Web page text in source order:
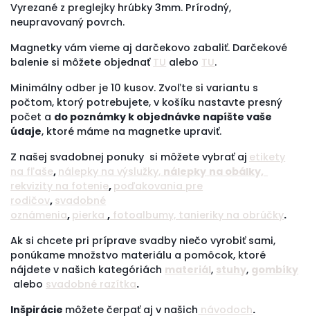
Vyrezané z preglejky hrúbky 3mm. Prírodný,
neupravovaný povrch.
Magnetky vám vieme aj darčekovo zabaliť. Darčekové
balenie si môžete objednať TU alebo TU.
Minimálny odber je 10 kusov. Zvoľte si variantu s
počtom, ktorý potrebujete, v košíku nastavte presný
počet a do poznámky k objednávke napíšte vaše
údaje, ktoré máme na magnetke upraviť.
Z našej svadobnej ponuky si môžete vybrať aj etikety
na fľaše, nálepky na výslužky, nálepky na obálky,
rekvizity na fotenie, poďakovania pre
rodičov, svadobné
oznámenia, pierka, fotoalbumy, tanieriky na obrúčky.
Ak si chcete pri príprave svadby niečo vyrobiť sami,
ponúkame množstvo materiálu a pomôcok, ktoré
nájdete v našich kategóriách materiál, stuhy, gombíky
alebo svadobné razítka.
Inšpirácie môžete čerpať aj v našich návodoch.